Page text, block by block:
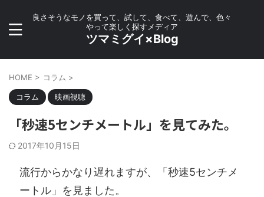
良さそうなモノを買って、試して、食べて、遊んで、色々
やって楽しく探すメディア
ツマミグイ×Blog
HOME > コラム >
コラム 映画視聴
「秒速5センチメートル」を見てみた。
2017年10月15日
流行からかなり遅れますが、「秒速5センチメ
ートル」を見ました。